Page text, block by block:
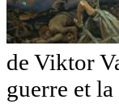
de Viktor
guerre et